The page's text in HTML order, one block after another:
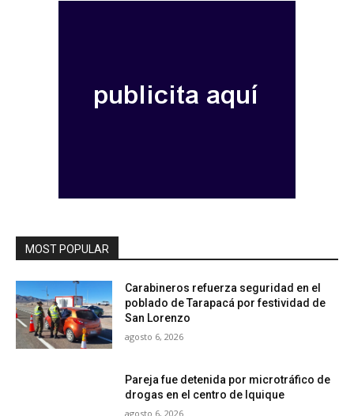
MOST POPULAR
Carabineros refuerza seguridad en el
poblado de Tarapacá por festividad de
San Lorenzo
agosto 6, 2026
Pareja fue detenida por microtráfico de
drogas en el centro de Iquique
agosto 6, 2026